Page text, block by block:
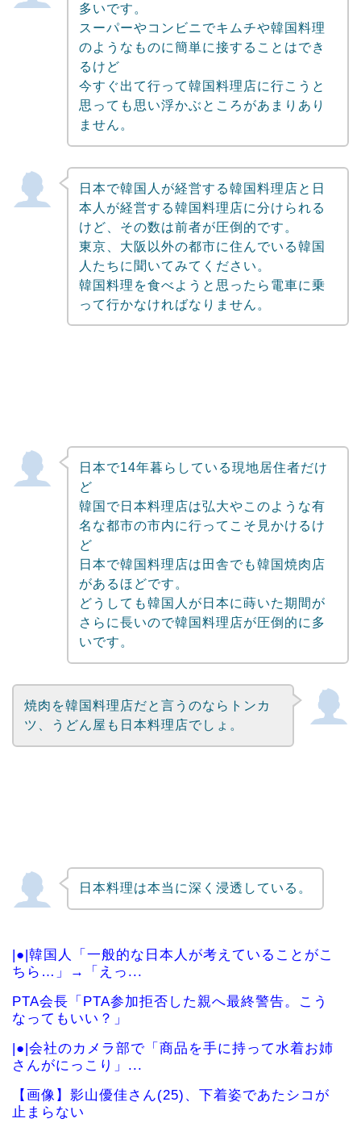
多いです。
スーパーやコンビニでキムチや韓国料理
のようなものに簡単に接することはでき
るけど
今すぐ出て行って韓国料理店に行こうと
思っても思い浮かぶところがあまりあり
ません。
日本で韓国人が経営する韓国料理店と日
本人が経営する韓国料理店に分けられる
けど、その数は前者が圧倒的です。
東京、大阪以外の都市に住んでいる韓国
人たちに聞いてみてください。
韓国料理を食べようと思ったら電車に乗
って行かなければなりません。
日本で14年暮らしている現地居住者だけ
ど
韓国で日本料理店は弘大やこのような有
名な都市の市内に行ってこそ見かけるけ
ど
日本で韓国料理店は田舎でも韓国焼肉店
があるほどです。
どうしても韓国人が日本に蒔いた期間が
さらに長いので韓国料理店が圧倒的に多
いです。
焼肉を韓国料理店だと言うのならトンカ
ツ、うどん屋も日本料理店でしょ。
日本料理は本当に深く浸透している。
|●|韓国人「一般的な日本人が考えていることがこ
ちら…」→「えっ...
PTA会長「PTA参加拒否した親へ最終警告。こう
なってもいい？」
|●|会社のカメラ部で「商品を手に持って水着お姉
さんがにっこり」...
【画像】影山優佳さん(25)、下着姿であたシコが
止まらない